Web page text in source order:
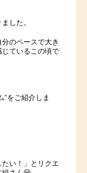
した。
のペースで大き
ているこの頃で
”をご紹介しま
い！」とリクエ